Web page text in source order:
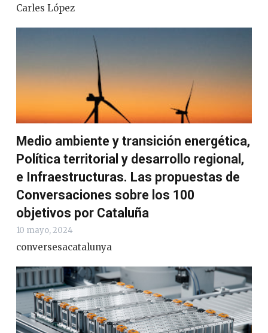
Carles López
Medio ambiente y transición energética,
Política territorial y desarrollo regional,
e Infraestructuras. Las propuestas de
Conversaciones sobre los 100
objetivos por Cataluña
10 mayo, 2024
conversesacatalunya